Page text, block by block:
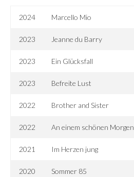
2024 Marcello Mio
2023 Jeanne du Barry
2023 Ein Glücksfall
2023 Befreite Lust
2022 Brother and Sister
2022 An einem schönen Morgen
2021 Im Herzen jung
2020 Sommer 85